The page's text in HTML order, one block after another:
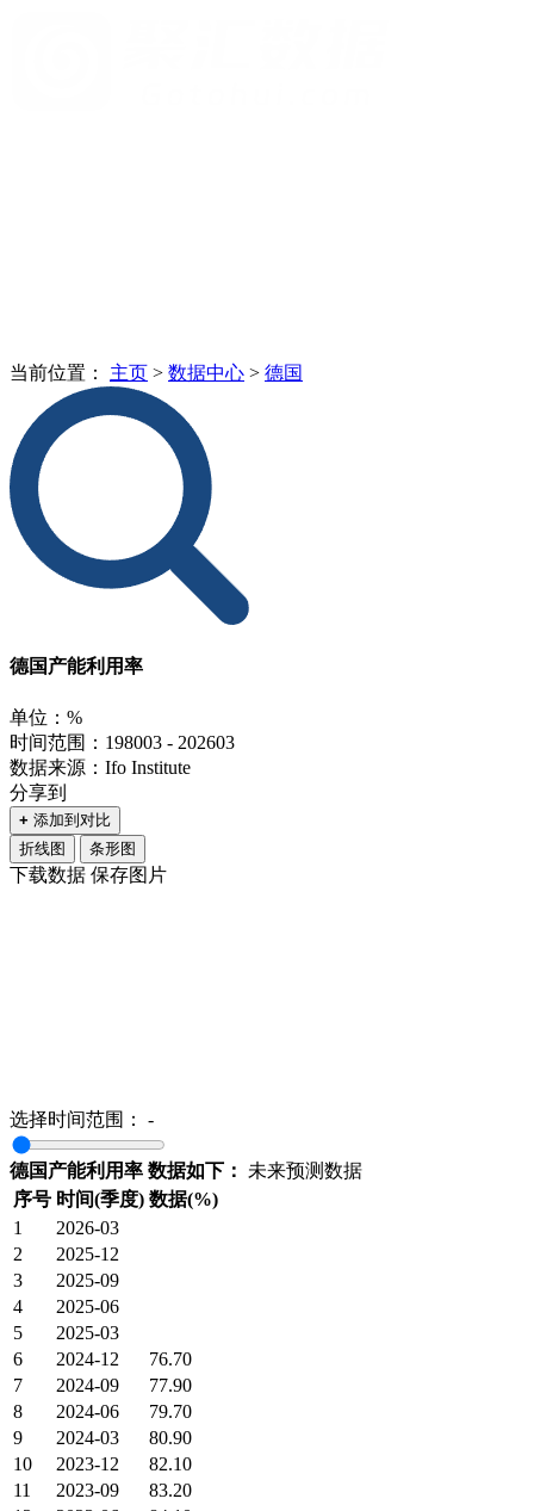
当前位置： 主页 > 数据中心 > 德国
德国产能利用率
单位：%
时间范围：198003 - 202603
数据来源：Ifo Institute
分享到
+ 添加到对比
折线图
条形图
下载数据 保存图片
选择时间范围： -
德国产能利用率 数据如下：
未来预测数据
序号 时间(季度) 数据(%)
1
2026-03
2
2025-12
3
2025-09
4
2025-06
5
2025-03
6
2024-12
76.70
7
2024-09
77.90
8
2024-06
79.70
9
2024-03
80.90
10
2023-12
82.10
11
2023-09
83.20